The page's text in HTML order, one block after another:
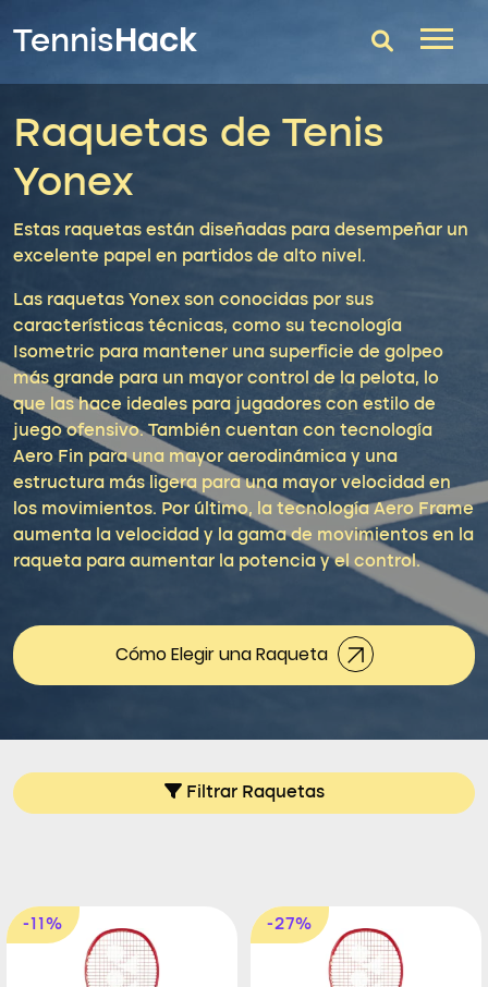
TennisHack
T-Finder
Raquetas de tenis
Zapatillas
Consultorio
Blog
Raquetas de Tenis
Yonex
Estas raquetas están diseñadas para desempeñar un
excel ente papel en partidos de al to nive .
Las raquetas Yonex son conocidas por sus
características técnicas, como su tecnología
Isometric para mantener una superficie de golpeo
más grande para un mayor control de la pelota, lo
que las hace ideales para jugadores con estilo de
juego ofensivo. También cuentan con tecnología
Aero Fin para una mayor aerodinámica y una
estructura más ligera para una mayor velocidad en
los movimientos. Por último, la tecnología Aero Frame
aumenta la velocidad y la gama de movimientos en la
raqueta para aumentar la potencia y el control.
Cómo Elegir una Raqueta
Filtrar Raquetas
-11% -27%